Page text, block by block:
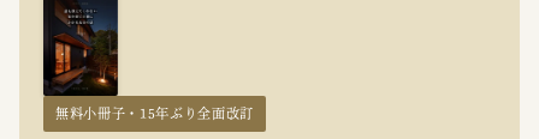
無料小冊子・15年ぶり全面改訂